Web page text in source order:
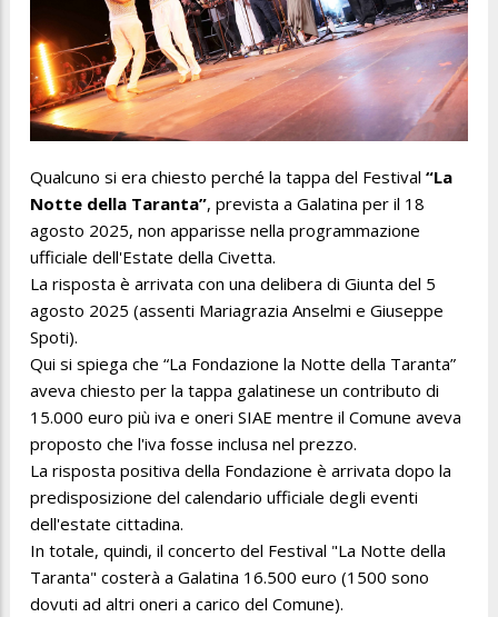
Qualcuno si era chiesto perché la tappa del Festival “La
Notte della Taranta”, prevista a Galatina per il 18
agosto 2025, non apparisse nella programmazione
ufficiale dell'Estate della Civetta.
La risposta è arrivata con una delibera di Giunta del 5
agosto 2025 (assenti Mariagrazia Anselmi e Giuseppe
Spoti).
Qui si spiega che “La Fondazione la Notte della Taranta”
aveva chiesto per la tappa galatinese un contributo di
15.000 euro più iva e oneri SIAE mentre il Comune aveva
proposto che l'iva fosse inclusa nel prezzo.
La risposta positiva della Fondazione è arrivata dopo la
predisposizione del calendario ufficiale degli eventi
dell'estate cittadina.
In totale, quindi, il concerto del Festival "La Notte della
Taranta" costerà a Galatina 16.500 euro (1500 sono
dovuti ad altri oneri a carico del Comune).